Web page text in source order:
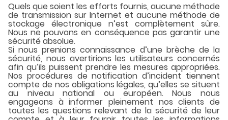
Quels que soient les efforts fournis, aucune méthode
de transmission sur Internet et aucune méthode de
stockage électronique n’est complètement sûre.
Nous ne pouvons en conséquence pas garantir une
sécurité absolue.
Si nous prenions connaissance d’une brèche de la
sécurité, nous avertirions les utilisateurs concernés
afin qu’ils puissent prendre les mesures appropriées.
Nos procédures de notification d’incident tiennent
compte de nos obligations légales, qu’elles se situent
au niveau national ou européen. Nous nous
engageons à informer pleinement nos clients de
toutes les questions relevant de la sécurité de leur